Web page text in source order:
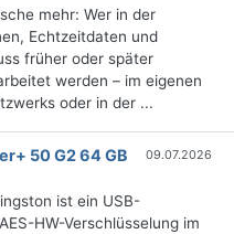
mehr: Wer in der
Echtzeitdaten und
früher oder später
werden – im eigenen
oder in der ...
50 G2 64 GB
09.07.2026
ist ein USB-
HW-Verschlüsselung im